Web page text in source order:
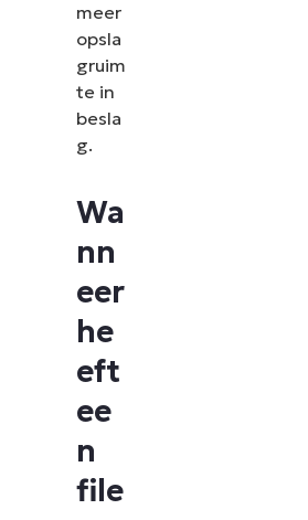
meer
opsla
gruim
te in
besla
g.
Wa
nn
eer
he
eft
ee
n
file